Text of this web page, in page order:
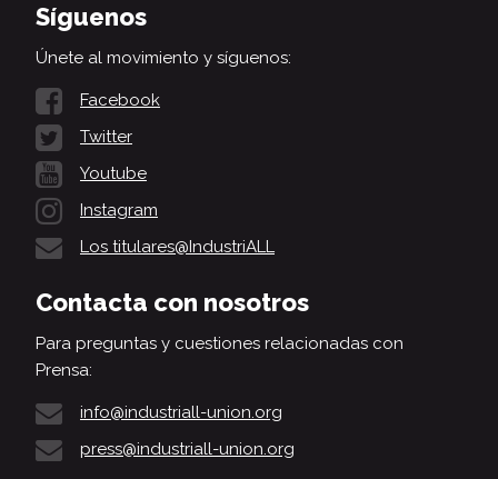
Síguenos
Únete al movimiento y síguenos:
Facebook
Twitter
Youtube
Instagram
Los titulares@IndustriALL
Contacta con nosotros
Para preguntas y cuestiones relacionadas con
Prensa:
info@industriall-union.org
press@industriall-union.org